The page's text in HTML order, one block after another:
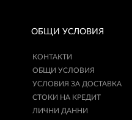
ОБЩИ УСЛОВИЯ
КОНТАКТИ
ОБЩИ УСЛОВИЯ
УСЛОВИЯ ЗА ДОСТАВКА
СТОКИ НА КРЕДИТ
ЛИЧНИ ДАННИ